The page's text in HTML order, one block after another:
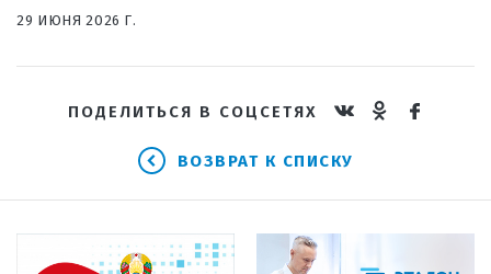
29 ИЮНЯ 2026 Г.
ПОДЕЛИТЬСЯ В СОЦСЕТЯХ
ВОЗВРАТ К СПИСКУ